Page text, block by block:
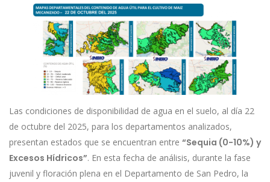
Las condiciones de disponibilidad de agua en el suelo, al día 22
de octubre del 2025, para los departamentos analizados,
presentan estados que se encuentran entre “Sequia (0-10%) y
Excesos Hídricos”. En esta fecha de análisis, durante la fase
juvenil y floración plena en el Departamento de San Pedro, la